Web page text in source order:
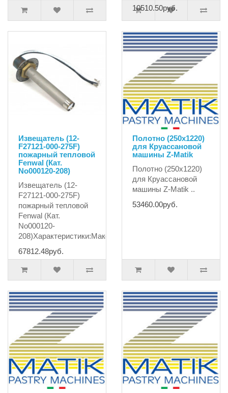
10510.50руб.
Извещатель (12-
F27121-000-275F)
пожарный тепловой
Fenwal (Кат.
No000120-208)
Извещатель (12-
F27121-000-275F)
пожарный тепловой
Fenwal (Кат.
No000120-
208)Характеристики:Максималь..
67812.48руб.
Полотно (250х1220)
для Круассановой
машины Z-Matik
Полотно (250х1220)
для Круассановой
машины Z-Matik ..
53460.00руб.